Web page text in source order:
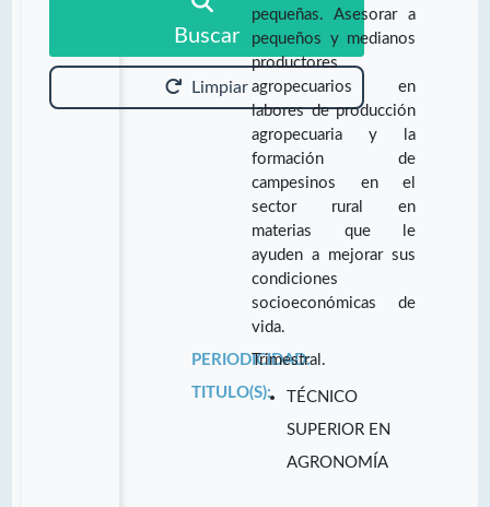
Buscar
Limpiar
pequeñas. Asesorar a
pequeños y medianos
productores
agropecuarios en
labores de producción
agropecuaria y la
formación de
campesinos en el
sector rural en
materias que le
ayuden a mejorar sus
condiciones
socioeconómicas de
vida.
PERIODICIDAD:
Trimestral.
TITULO(S):
TÉCNICO
SUPERIOR EN
AGRONOMÍA